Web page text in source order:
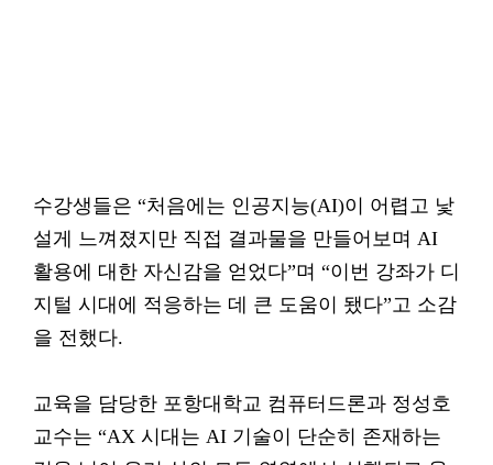
수강생들은 “처음에는 인공지능(AI)이 어렵고 낯
설게 느껴졌지만 직접 결과물을 만들어보며 AI
활용에 대한 자신감을 얻었다”며 “이번 강좌가 디
지털 시대에 적응하는 데 큰 도움이 됐다”고 소감
을 전했다.
교육을 담당한 포항대학교 컴퓨터드론과 정성호
교수는 “AX 시대는 AI 기술이 단순히 존재하는